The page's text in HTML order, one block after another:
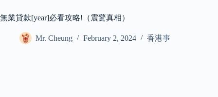
無業貸款[year]必看攻略!（震驚真相）
Mr. Cheung February 2, 2024 香港事